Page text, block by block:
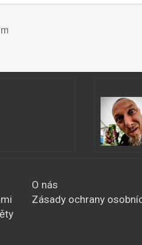
O nás
Zásady ochrany